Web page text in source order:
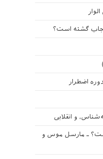
گشته است؟
اضطرار
و انقلابی
است؟ ـ مارسل موس و